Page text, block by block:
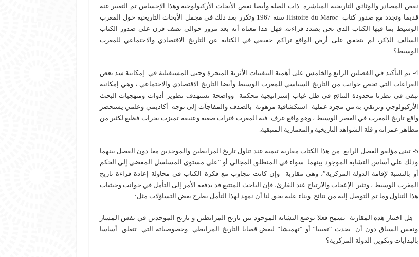
نقص المصادر والوثائق التاريخية المباشرة ذات الصلة وأيضا نقص الأبحاث الأركيولوجية.وهذا الإحساس تم التعبير عنه
قديما وتجدد مع صدور كتاب Histoire du Maroc
سنة 1967 وتكرر بعد ذلك في مجمل الأبحاث التاريخية حول المغرب
الوسيط بما فيها الكتاب الذي نحن بصدد قراءته. فهل هدا معناه أنه بعد مرور حوالي نصف قرن على صدور الكتاب
السالف الذكر، لم يتحقق على أرض الواقع تراكم حقيقي في الكتابة عن التاريخ الاقتصادي والاجتماعي للمغرب
الوسيط؟.
4- تم التأكيد في الفصلين الرابع والخامس على أهمية التنقيبات الأثرية المنجزة وحتى المستقبلية في إمكانية سد بعض
الفراغات التي تخص جوانب من التاريخ السياسي للمغرب الوسيط وأيضا التاريخ الاقتصادي والاجتماعي ، وهي إمكانية
تبقى في نظرنا محدودة النتائج في ظل غياب إستراتيجية محكمة وواضحة تستهدف تطوير أدوات ومنهجيات البحث
الأركيولوجي وترتقي به من مجرد عملية استكشافية مرهونة بالصدف والمفاجآت إلى توجه أكاديمي وعلمي يستحضر
واقع تاريخ المغرب في العصر الوسيط ، وهو واقع عرف فيه المغرب فترات صعبة وعنيفة تميزت بخراب فظيع لكثير من
مظاهر عمرانه و قلة الشواهد التاريخية والمعمارية المتبقية.
5- تبنى مؤلفو الفصل الرابع من هذا الكتاب مقاربة تيمية عند تناول تاريخ المرابطين والموحدين معا دون الفصل بينهما
وذلك على أساس التشابه الموجود بينهما سواء في المنطلق المجالي أو “على مستوى المسلسل المفضي إلى الحكم
أو بالنسبة لإقامة الدولة المركزية”، وهي مقاربة وإن كانت تتجاوب مع فكرة الكتاب في محاولة إعادة قراءة تاريخ
المغرب الوسيط ، وتثير الإعجاب والارتياح عند القارئ، فإن الباحث المتتبع قد يدفعه الأمر إلى التأمل في جوانب وحيثيات
هذا التناول وما تم التوصل إليه من نتائج. وبناء عليه يحق لنا أن نمهد لهذا التأمل بطرح بعض التساؤلات مثل:
– هل اختيار هذه المقاربة يسمح فعلا بوضع التشابه الموجود بين تاريخ المرابطين و تاريخ الموحدين في نفس المسار
ونفس السياق دون أن يحدث “تغييبا” أو “تهميشا” لبعض قضايا التاريخ المرابطي وخصوصياته التي تتعلق أساسا
بالبدايات وتكوين الدولة المركزية؟